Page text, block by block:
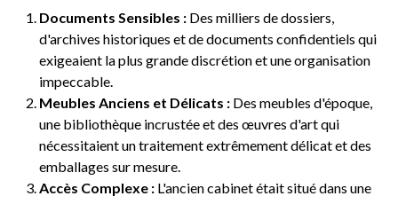
Documents Sensibles : Des milliers de dossiers,
d'archives historiques et de documents confidentiels qui
exigeaient la plus grande discrétion et une organisation
impeccable.
Meubles Anciens et Délicats : Des meubles d'époque,
une bibliothèque incrustée et des œuvres d'art qui
nécessitaient un traitement extrêmement délicat et des
emballages sur mesure.
Accès Complexe : L'ancien cabinet était situé dans une